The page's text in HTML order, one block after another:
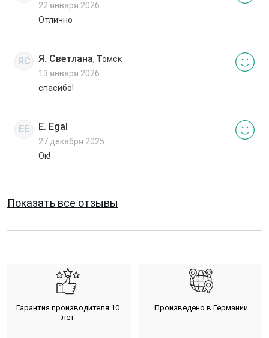
22 января 2026
Отлично
ЯС Я. Светлана, Томск
13 января 2026
спасибо!
EE E. Egal
27 декабря 2025
Ок!
Показать все отзывы
Гарантия производителя 10
лет
Произведено в Германии